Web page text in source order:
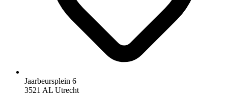
Jaarbeursplein 6
3521 AL Utrecht